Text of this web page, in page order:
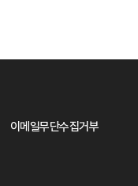
이메일무단수집거부